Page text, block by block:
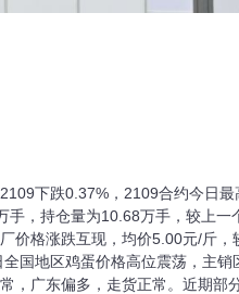
下跌0.37%，2109合约今日
，持仓量为10.68万手，较上一
价格涨跌互现，均价5.00元/斤
国地区鸡蛋价格高位震荡，主
，广东偏多，走货正常。近期